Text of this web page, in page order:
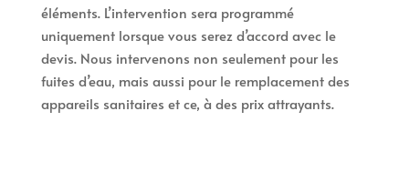
éléments. L’intervention sera programmé
uniquement lorsque vous serez d’accord avec le
devis. Nous intervenons non seulement pour les
fuites d’eau, mais aussi pour le remplacement des
appareils sanitaires et ce, à des prix attrayants.